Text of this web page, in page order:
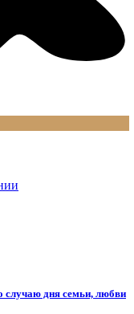
случаю дня семьи, любви